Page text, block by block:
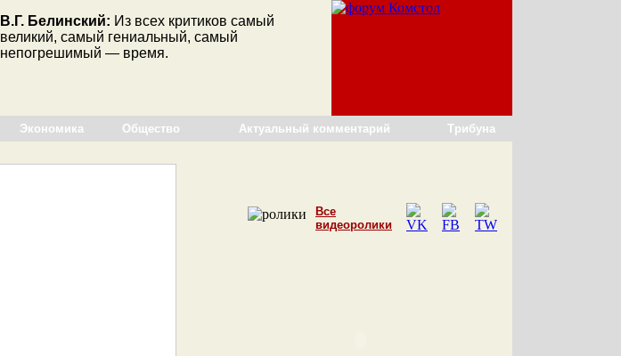
В.Г. Белинский: Из всех критиков самый
великий, самый гениальный, самый
непогрешимый — время.
Экономика Общество Актуальный комментарий Трибуна
Все
видеоролики